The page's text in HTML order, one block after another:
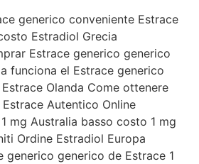
generico conveniente Estrace
Estradiol Grecia
Estrace generico generico
funciona el Estrace generico
Olanda Come ottenere
Autentico Online
mg Australia basso costo 1 mg
Ordine Estradiol Europa
generico generico de Estrace 1